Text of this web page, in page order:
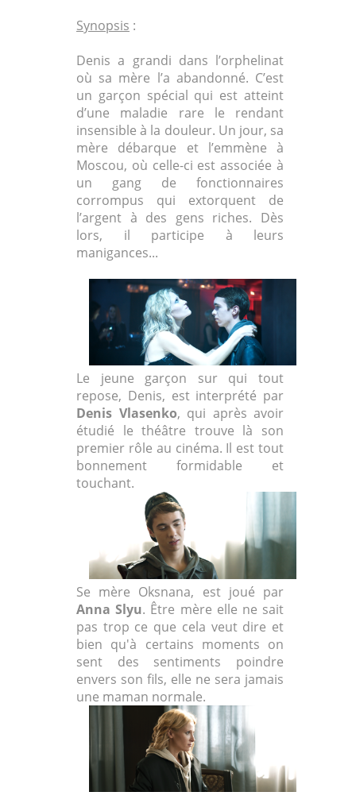
Synopsis :
Denis a grandi dans l’orphelinat
où sa mère l’a abandonné. C’est
un garçon spécial qui est atteint
d’une maladie rare le rendant
insensible à la douleur. Un jour, sa
mère débarque et l’emmène à
Moscou, où celle-ci est associée à
un gang de fonctionnaires
corrompus qui extorquent de
l’argent à des gens riches. Dès
lors, il participe à leurs
manigances...
Le jeune garçon sur qui tout
repose, Denis, est interprété par
Denis Vlasenko, qui après avoir
étudié le théâtre trouve là son
premier rôle au cinéma. Il est tout
bonnement formidable et
touchant.
Se mère Oksnana, est joué par
Anna Slyu. Être mère elle ne sait
pas trop ce que cela veut dire et
bien qu'à certains moments on
sent des sentiments poindre
envers son fils, elle ne sera jamais
une maman normale.